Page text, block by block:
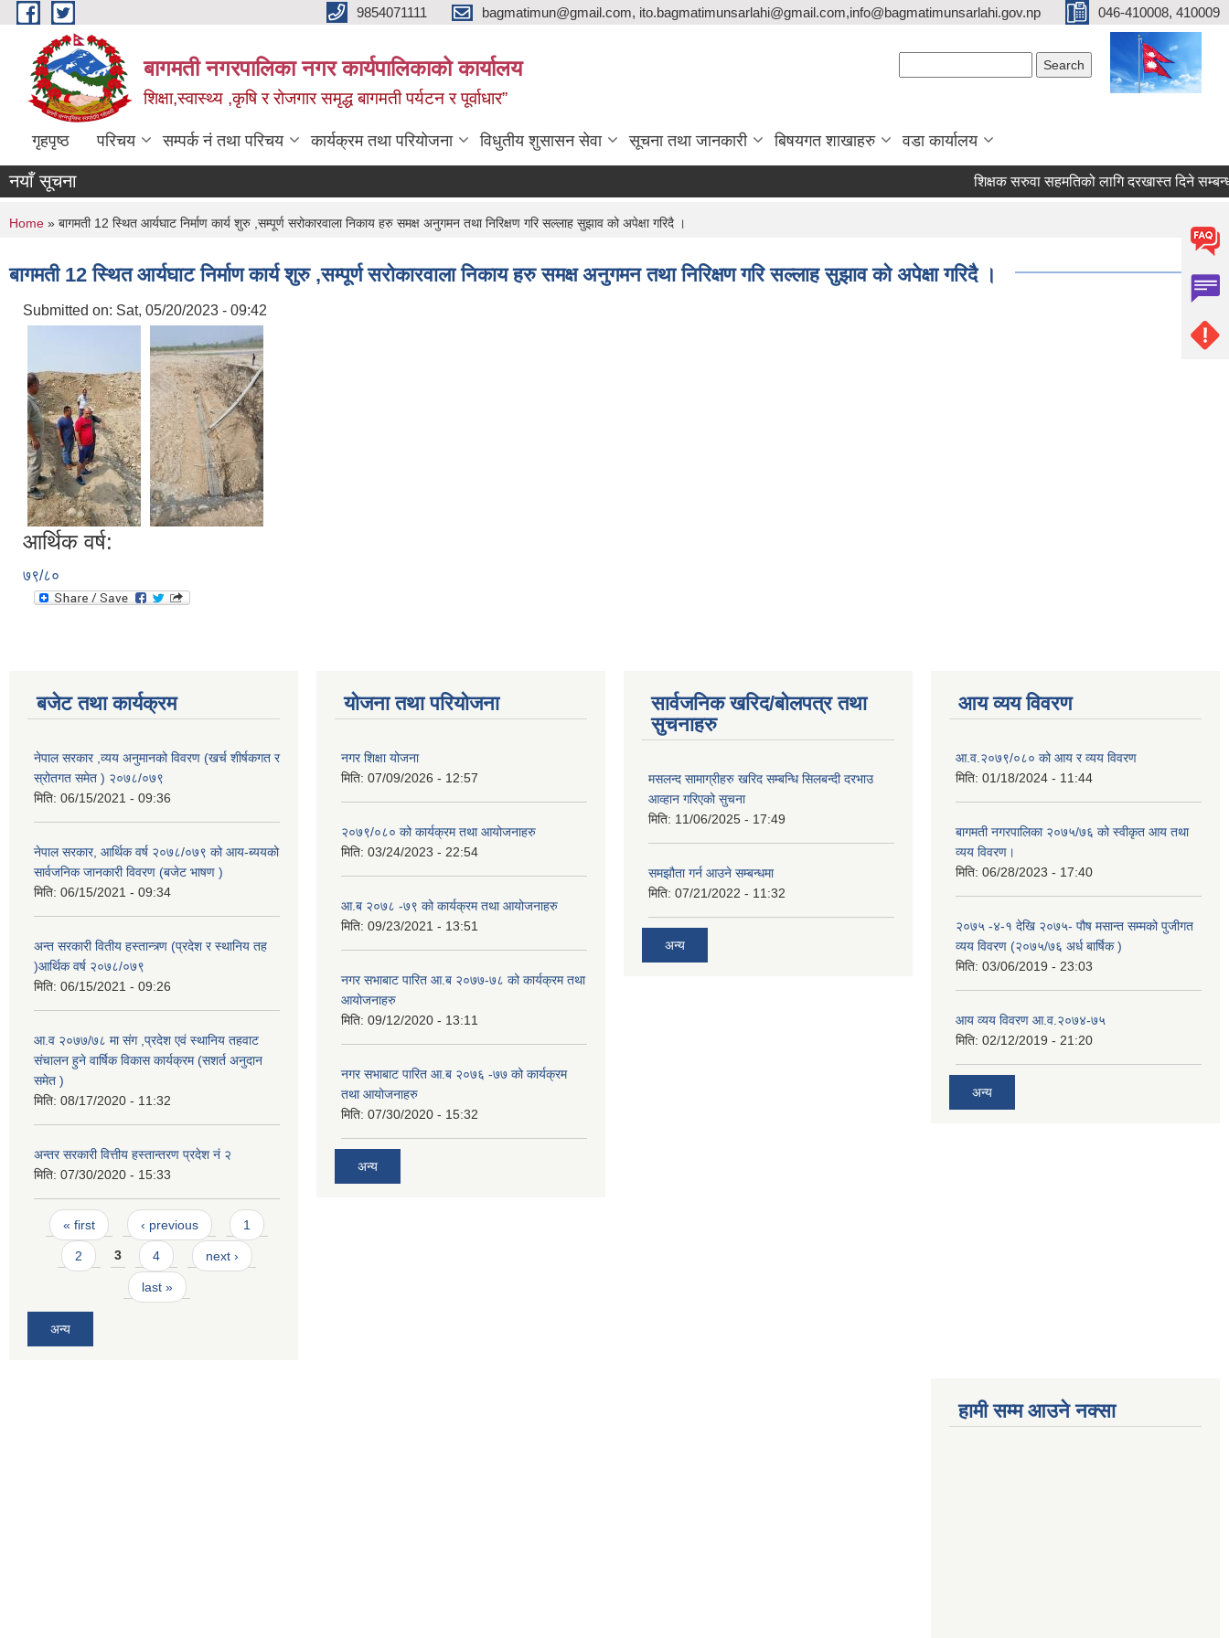
Skip to main content 9854071111 bagmatimun@gmail.com, ito.bagmatimunsarlahi@gmail.com,info@bagmatimunsarlahi.gov.np 046-410008, 410009
बागमती नगरपालिका नगर कार्यपालिकाको कार्यालय
शिक्षा,स्वास्थ्य ,कृषि र रोजगार समृद्ध बागमती पर्यटन र पूर्वाधार”
गृहपृष्ठ परिचय सम्पर्क नं तथा परिचय कार्यक्रम तथा परियोजना विधुतीय शुसासन सेवा सूचना तथा जानकारी बिषयगत शाखाहरु वडा कार्यालय
नयाँ सूचना शिक्षक सरुवा सहमतिको लागि दरखास्त दिने
You are here
Home » बागमती 12 स्थित आर्यघाट निर्माण कार्य शुरु ,सम्पूर्ण सरोकारवाला निकाय हरु समक्ष अनुगमन तथा निरिक्षण गरि सल्लाह सुझाव को अपेक्षा गरिदै ।
बागमती 12 स्थित आर्यघाट निर्माण कार्य शुरु ,सम्पूर्ण सरोकारवाला निकाय हरु समक्ष अनुगमन तथा निरिक्षण गरि सल्लाह सुझाव को अपेक्षा गरिदै ।
Submitted on: Sat, 05/20/2023 - 09:42
आर्थिक वर्ष:
७९/८०
बजेट तथा कार्यक्रम
नेपाल सरकार ,व्यय अनुमानको विवरण (खर्च शीर्षकगत र
स्रोतगत समेत ) २०७८/०७९
मिति: 06/15/2021 - 09:36
नेपाल सरकार, आर्थिक वर्ष २०७८/०७९ को आय-ब्ययको
सार्वजनिक जानकारी विवरण (बजेट भाषण )
मिति: 06/15/2021 - 09:34
अन्त सरकारी वितीय हस्तान्त्र्ण (प्रदेश र स्थानिय तह
)आर्थिक वर्ष २०७८/०७९
मिति: 06/15/2021 - 09:26
आ.व २०७७/७८ मा संग ,प्रदेश एवं स्थानिय तहवाट
संचालन हुने वार्षिक विकास कार्यक्रम (सशर्त अनुदान
समेत )
मिति: 08/17/2020 - 11:32
अन्तर सरकारी वित्तीय हस्तान्तरण प्रदेश नं २
मिति: 07/30/2020 - 15:33
Pages
« first ‹ previous 1
2 3 4 next ›
last »
अन्य
योजना तथा परियोजना
नगर शिक्षा योजना
मिति: 07/09/2026 - 12:57
२०७९/०८० को कार्यक्रम तथा आयोजनाहरु
मिति: 03/24/2023 - 22:54
आ.ब २०७८ -७९ को कार्यक्रम तथा आयोजनाहरु
मिति: 09/23/2021 - 13:51
नगर सभाबाट पारित आ.ब २०७७-७८ को कार्यक्रम तथा
आयोजनाहरु
मिति: 09/12/2020 - 13:11
नगर सभाबाट पारित आ.ब २०७६ -७७ को कार्यक्रम
तथा आयोजनाहरु
मिति: 07/30/2020 - 15:32
अन्य
सार्वजनिक खरिद/बोलपत्र तथा
सुचनाहरु
मसलन्द सामाग्रीहरु खरिद सम्बन्धि सिलबन्दी दरभाउ
आव्हान गरिएको सुचना
मिति: 11/06/2025 - 17:49
समझौता गर्न आउने सम्बन्धमा
मिति: 07/21/2022 - 11:32
अन्य
आय व्यय विवरण
आ.व.२०७९/०८० को आय र व्यय विवरण
मिति: 01/18/2024 - 11:44
बागमती नगरपालिका २०७५/७६ को स्वीकृत आय तथा
व्यय विवरण।
मिति: 06/28/2023 - 17:40
२०७५ -४-१ देखि २०७५- पौष मसान्त सम्मको पुजीगत
व्यय विवरण (२०७५/७६ अर्ध बार्षिक )
मिति: 03/06/2019 - 23:03
आय व्यय विवरण आ.व.२०७४-७५
मिति: 02/12/2019 - 21:20
अन्य
हामी सम्म आउने नक्सा